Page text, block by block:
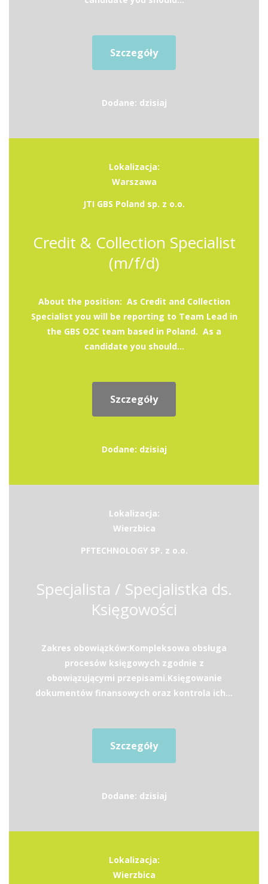
Szczegóły
Dodane: dzisiaj
Lokalizacja:
Warszawa
JTI GBS Poland sp. z o.o.
Credit & Collection Specialist
(m/f/d)
About the position: As Credit and Collection
Specialist you will be reporting to Team Lead in
the GBS O2C team based in Poland. As a
candidate you should...
Szczegóły
Dodane: dzisiaj
Lokalizacja:
Wierzbica
PFTECHNOLOGY SP. z o.o.
Specjalista / Specjalistka ds.
Księgowości
Zakres obowiązków:Kompleksowa obsługa
procesów księgowych zgodnie z
obowiązującymi przepisami.Księgowanie
dokumentów finansowych oraz kontrola ich...
Szczegóły
Dodane: dzisiaj
Lokalizacja:
Wierzbica